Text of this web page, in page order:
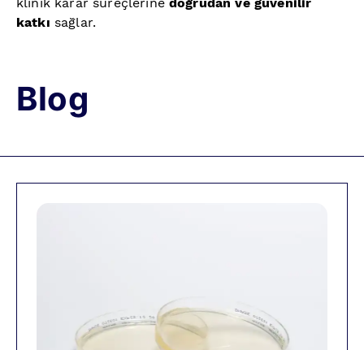
katkı sağlar.
Blog